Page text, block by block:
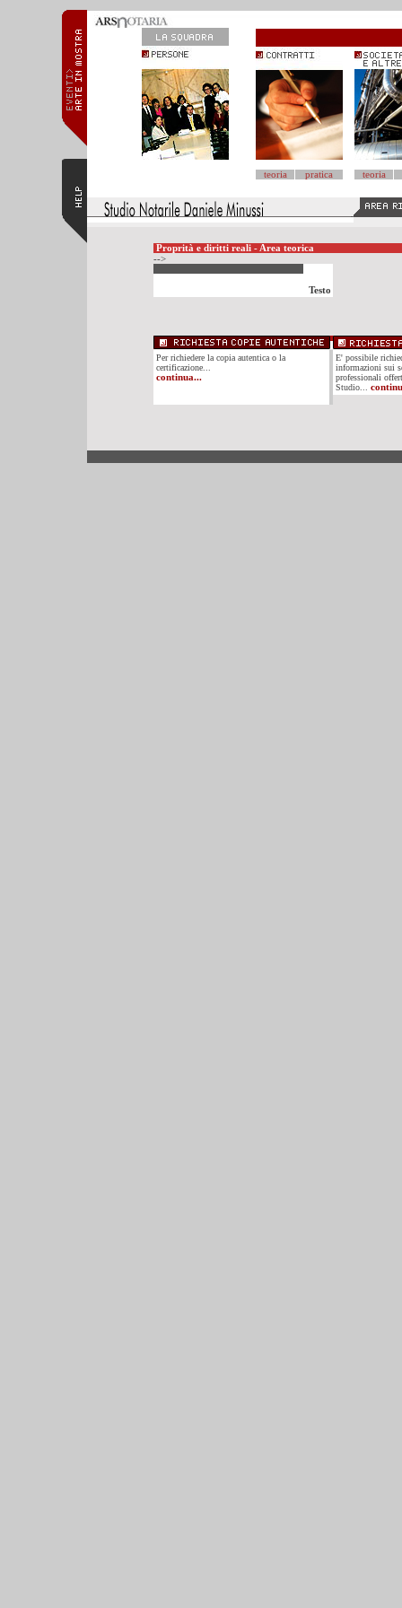
teoria pratica teoria
Proprità e diritti reali - Area teorica
-->
Testo
Per richiedere la copia autentica o la
certificazione...
continua...
E' possibile
informazioni sui
professionali
Studio...